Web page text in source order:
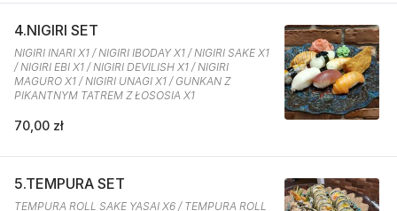
4.NIGIRI SET
NIGIRI INARI X1 / NIGIRI IBODAY X1 / NIGIRI SAKE X1
/ NIGIRI EBI X1 / NIGIRI DEVILISH X1 / NIGIRI
MAGURO X1 / NIGIRI UNAGI X1 / GUNKAN Z
PIKANTNYM TATREM Z ŁOSOSIA X1
70,00 zł
5.TEMPURA SET
TEMPURA ROLL SAKE YASAI X6 / TEMPURA ROLL